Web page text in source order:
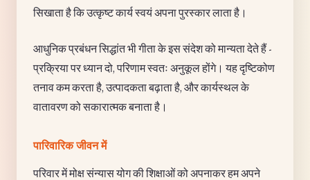
सिखाता है कि उत्कृष्ट कार्य स्वयं अपना पुरस्कार लाता है।
आधुनिक प्रबंधन सिद्धांत भी गीता के इस संदेश को मान्यता देते हैं -
प्रक्रिया पर ध्यान दो, परिणाम स्वतः अनुकूल होंगे। यह दृष्टिकोण
तनाव कम करता है, उत्पादकता बढ़ाता है, और कार्यस्थल के
वातावरण को सकारात्मक बनाता है।
पारिवारिक जीवन में
परिवार में मोक्ष संन्यास योग की शिक्षाओं को अपनाकर हम अपने